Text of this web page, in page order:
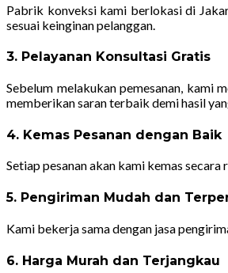
Pabrik konveksi kami berlokasi di
sesuai keinginan pelanggan.
3. Pelayanan Konsultasi Gratis
Sebelum melakukan pemesanan, kami
memberikan saran terbaik demi hasil
4. Kemas Pesanan dengan Baik
Setiap pesanan akan kami kemas
5. Pengiriman Mudah dan
Kami bekerja sama dengan jasa
6. Harga Murah dan Terjangkau